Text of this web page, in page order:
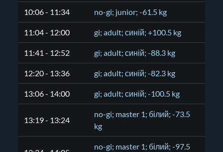
10:06 - 11:34 no-gi; junior; -61.5 kg
11:04 - 12:00 gi; adult; синій; +100.5 kg
11:41 - 12:52 gi; adult; синій; -88.3 kg
12:20 - 13:36 gi; adult; синій; -82.3 kg
13:06 - 14:00 gi; adult; синій; -100.5 kg
13:19 - 13:24
no-gi; master 1; білий; -73.5
kg
no-gi; master 1; білий; -97.5